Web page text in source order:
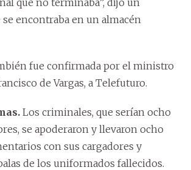
encontraba en un almacén
fue confirmada por el ministro
de Vargas, a Telefuturo.
Los criminales, que serían ocho
se apoderaron y llevaron ocho
con sus cargadores y
de los uniformados fallecidos.